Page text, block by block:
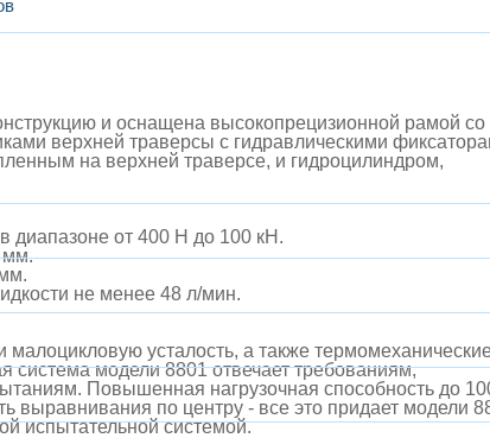
и оснащена высокопрецизионной рамой со
верхней траверсы с гидравлическими
на верхней траверсе, и гидроцилиндром,
диапазоне от 400 Н до 100 кН.
мм.
не менее 48 л/мин.
усталость, а также
система модели 8801 отвечает требованиям,
Повышенная нагрузочная способность до
выравнивания по центру - все это придает модели
испытательной системой.